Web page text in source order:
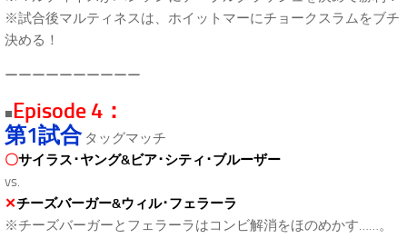
※試合後マルティネスは、ホイットマーにチョークスラムをブチ
決める！
ーーーーーーーーーー
■Episode 4：
第1試合タッグマッチ
〇サイラス･ヤング&ビア･シティ･ブルーザー
vs.
✕チーズバーガー&ウィル･フェラーラ
※チーズバーガーとフェラーラはコンビ解消をほのめかす……。